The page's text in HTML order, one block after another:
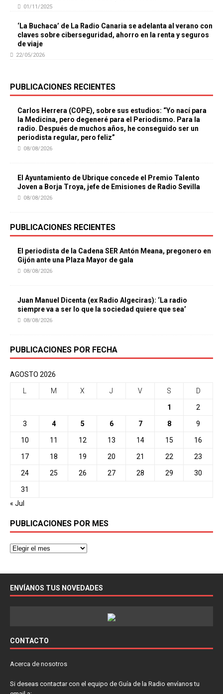
01/11/2025
‘La Buchaca’ de La Radio Canaria se adelanta al verano con
claves sobre ciberseguridad, ahorro en la renta y seguros
de viaje
22/05/2026
PUBLICACIONES RECIENTES
Carlos Herrera (COPE), sobre sus estudios: “Yo nací para
la Medicina, pero degeneré para el Periodismo. Para la
radio. Después de muchos años, he conseguido ser un
periodista regular, pero feliz”
08/08/2026
El Ayuntamiento de Ubrique concede el Premio Talento
Joven a Borja Troya, jefe de Emisiones de Radio Sevilla
08/08/2026
PUBLICACIONES RECIENTES
El periodista de la Cadena SER Antón Meana, pregonero en
Gijón ante una Plaza Mayor de gala
08/08/2026
Juan Manuel Dicenta (ex Radio Algeciras): ‘La radio
siempre va a ser lo que la sociedad quiere que sea’
08/08/2026
PUBLICACIONES POR FECHA
AGOSTO 2026
M X J V S D
1 2
3 4 5 6 7 8 9
10 11 12 13 14 15 16
17 18 19 20 21 22 23
24 25 26 27 28 29 30
31
« Jul
PUBLICACIONES POR MES
ENVÍANOS TUS NOVEDADES
CONTACTO
Acerca de nosotros
Si deseas contactar con el equipo de Guía de la Radio envíanos tu